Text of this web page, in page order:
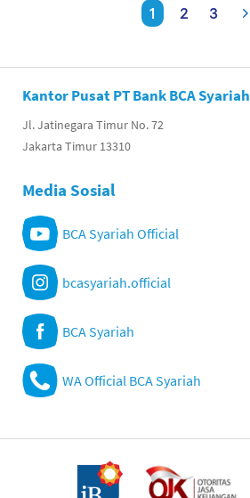
1 2 3
Kantor Pusat PT Bank BCA Syariah
Jl. Jatinegara Timur No. 72
Jakarta Timur 13310
Media Sosial
BCA Syariah Official
bcasyariah.official
BCA Syariah
WA Official BCA Syariah